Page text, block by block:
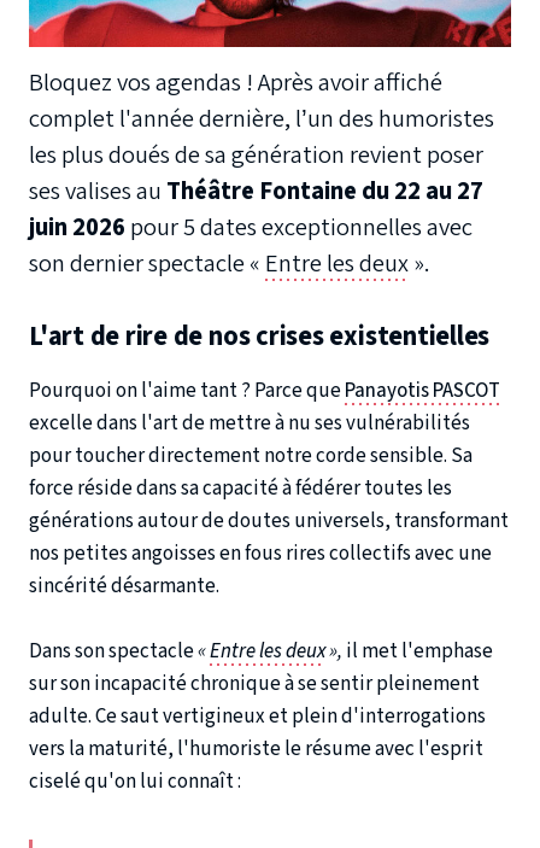
Bloquez vos agendas ! Après avoir affiché
complet l'année dernière, l’un des humoristes
les plus doués de sa génération revient poser
ses valises au Théâtre Fontaine du 22 au 27
juin 2026 pour 5 dates exceptionnelles avec
son dernier spectacle« Entre les deux».
L'art de rire de nos crises existentielles
Pourquoi on l'aime tant ? Parce quePanayotis PASCOT
excelle dans l'art de mettre à nu ses vulnérabilités
pour toucher directement notre corde sensible. Sa
force réside dans sa capacité à fédérer toutes les
générations autour de doutes universels, transformant
nos petites angoisses en fous rires collectifs avec une
sincérité désarmante.
Dans son spectacle«Entre les deux», il met l'emphase
sur son incapacité chronique à se sentir pleinement
adulte.Ce saut vertigineux et plein d'interrogations
vers la maturité, l'humoriste le résume avec l'esprit
ciselé qu'on lui connaît :